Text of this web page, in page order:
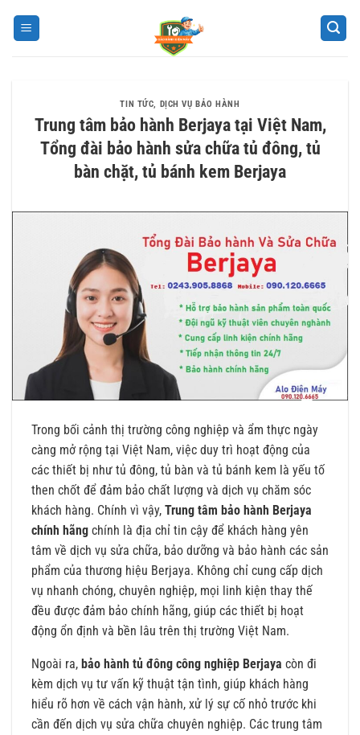
TIN TỨC, DỊCH VỤ BẢO HÀNH
Trung tâm bảo hành Berjaya tại Việt Nam,
Tổng đài bảo hành sửa chữa tủ đông, tủ
bàn chặt, tủ bánh kem Berjaya
Trong bối cảnh thị trường công nghiệp và ẩm thực ngày
càng mở rộng tại Việt Nam, việc duy trì hoạt động của
các thiết bị như tủ đông, tủ bàn và tủ bánh kem là yếu tố
then chốt để đảm bảo chất lượng và dịch vụ chăm sóc
khách hàng. Chính vì vậy, Trung tâm bảo hành Berjaya
chính hãng chính là địa chỉ tin cậy để khách hàng yên
tâm về dịch vụ sửa chữa, bảo dưỡng và bảo hành các sản
phẩm của thương hiệu Berjaya. Không chỉ cung cấp dịch
vụ nhanh chóng, chuyên nghiệp, mọi linh kiện thay thế
đều được đảm bảo chính hãng, giúp các thiết bị hoạt
động ổn định và bền lâu trên thị trường Việt Nam.
Ngoài ra, bảo hành tủ đông công nghiệp Berjaya còn đi
kèm dịch vụ tư vấn kỹ thuật tận tình, giúp khách hàng
hiểu rõ hơn về cách vận hành, xử lý sự cố nhỏ trước khi
cần đến dịch vụ sửa chữa chuyên nghiệp. Các trung tâm